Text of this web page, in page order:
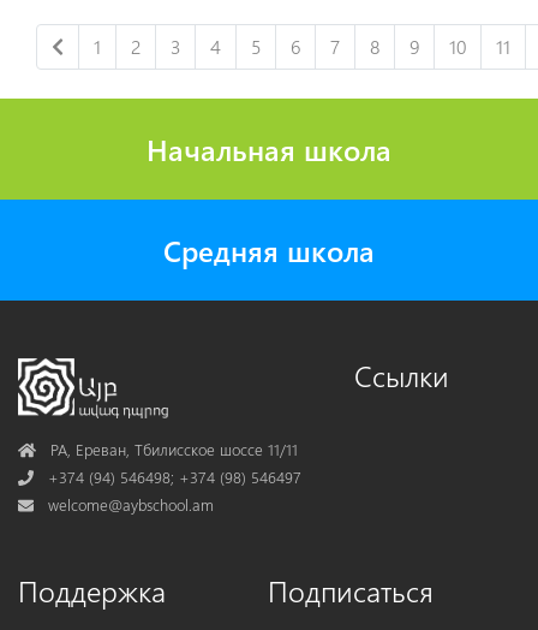
1 2 3 4 5 6 7 8 9 10 11
Начальная школа
Средняя школа
AddressРА, Ереван, Тбилисское шоссе 11/11
Phone+374 (94) 546498; +374 (98) 546497
Mail
welcome@aybschool.am
Ссылки
Поддержка Подписаться